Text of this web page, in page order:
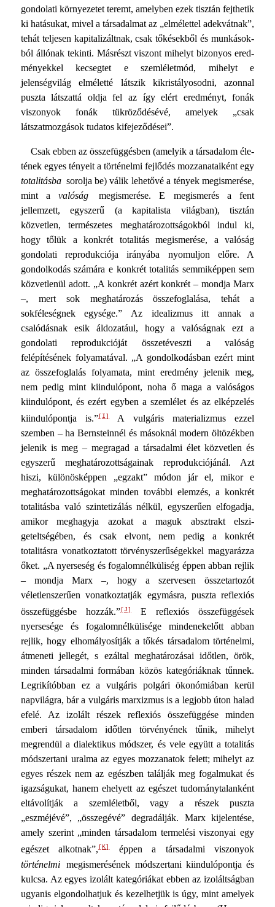
gon­dolati környezetet teremt, amelyben ezek tisztán fejthetik
ki hatásukat, mivel a társadalmat az „elmélettel adekvátnak”,
tehát teljesen kapitalizáltnak, csak tőkésekből és munkások­
ból állónak tekinti. Másrészt viszont mihelyt bizonyos ered­
ményekkel kecsegtet e szemléletmód, mihelyt e
jelenségvilág elméletté látszik kikristályosodni, azonnal
puszta látszattá oldja fel az így elért eredményt, fonák
viszonyok fonák tük­röződésévé, amelyek „csak
látszatmozgások tudatos kifejező­dései”.
Csak ebben az összefüggésben (amelyik a társadalom éle­
tének egyes tényeit a történelmi fejlődés mozzanataiként egy
totalitásba sorolja be) válik lehetővé a tények megismerése,
mint avalóság megismerése. E megismerés a fent
jellemzett, egyszerű (a kapitalista világban), tisztán
közvetlen, természe­tes meghatározottságokból indul ki,
hogy tőlük a konkrét to­talitás megismerése, a valóság
gondolati reprodukciója irá­nyába nyomuljon előre. A
gondolkodás számára e konkrét to­talitás semmiképpen sem
közvetlenül adott. „A konkrét azért konkrét – mondja Marx
–, mert sok meghatározás összefog­lalása, tehát a
sokféleségnek egysége.” Az idealizmus itt annak a
csalódásnak esik áldozatául, hogy a valóságnak ezt a
gondolati reprodukcióját összetéveszti a valóság
felépítésének folyamatával. „A gondolkodásban ezért mint
az összefoglalás folyamata, mint eredmény jelenik meg,
nem pedig mint ki­indulópont, noha ő maga a valóságos
kiindulópont, és ezért egyben a szemlélet és az elképzelés
kiindulópontja is.” [I] A vulgáris materializmus ezzel
szemben – ha Bernsteinnél és másoknál modern öltözékben
jelenik is meg – megragad a társadalmi élet közvetlen és
egyszerű meghatározottságainak reprodukciójánál. Azt
hiszi, különösképpen „egzakt” módon jár el, mikor e
meghatározottságokat minden további elem­zés, a konkrét
totalitásba való szintetizálás nélkül, egyszerűen elfogadja,
amikor meghagyja azokat a maguk absztrakt elszi­
geteltségében, és csak elvont, nem pedig a konkrét
totalitásra vonatkoztatott törvényszerűségekkel magyarázza
őket. „A nyerseség és fogalomnélküliség éppen abban rejlik
– mondja Marx –, hogy a szervesen összetartozót
véletlenszerűen vonat­koztatják egymásra, puszta reflexiós
összefüggésbe hozzák.”[J] E reflexiós összefüggések
nyersesége és fogalomnélkülisége mindenekelőtt abban
rejlik, hogy elhomályosítják a tőkés tár­sadalom történelmi,
átmeneti jellegét, s ezáltal meghatározásai időtlen, örök,
minden társadalmi formában közös kategóriák­nak tűnnek.
Legrikítóbban ez a vulgáris polgári ökonómiá­ban kerül
napvilágra, bár a vulgáris marxizmus is a legjobb úton halad
efelé. Az izolált részek reflexiós összefüggése min­den
emberi társadalom időtlen törvényének tűnik, mihelyt
megrendül a dialektikus módszer, és vele együtt a totalitás
módszertani uralma az egyes mozzanatok felett; mihelyt az
egyes részek nem az egészben találják meg fogalmukat és
igazságukat, hanem ehelyett az egészet tudománytalanként
eltávolítják a szemléletből, vagy a részek puszta
„eszméjévé”, „összegévé” degradálják. Marx kijelentése,
amely szerint „minden társadalom termelési viszonyai egy
egészet alkot­nak”, [K] éppen a társadalmi viszonyok
történelmimegismerésé­nek módszertani kiindulópontja és
kulcsa. Az egyes izolált kategóriákat ebben az izoláltságban
ugyanis elgondolhatjuk és kezelhetjük is úgy, mint amelyek